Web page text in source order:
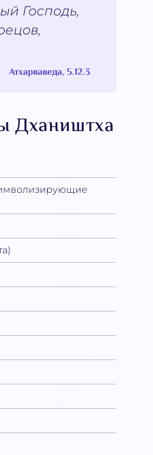
Господь,
Атхарваведа, 5.12.3
Дхаништха